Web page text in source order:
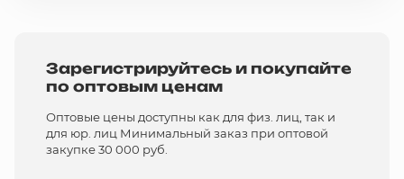
Зарегистрируйтесь и покупайте
по оптовым ценам
Оптовые цены доступны как для физ. лиц, так и
для юр. лиц Минимальный заказ при оптовой
закупке 30 000 руб.